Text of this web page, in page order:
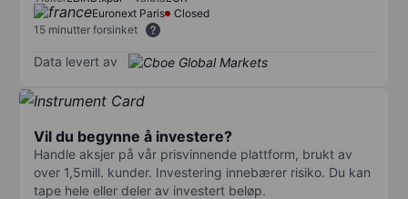
Euronext Paris
Closed
15 minutter forsinket
Data levert av
Vil du begynne å investere?
Handle aksjer på vår prisvinnende plattform, brukt av
over 1,5mill. kunder. Investering innebærer risiko. Du kan
tape hele eller deler av investert beløp.